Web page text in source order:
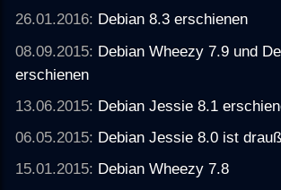
26.01.2016: Debian 8.3 erschienen
08.09.2015: Debian Wheezy 7.9 und
erschienen
13.06.2015: Debian Jessie 8.1
06.05.2015: Debian Jessie 8.0 ist
15.01.2015: Debian Wheezy 7.8